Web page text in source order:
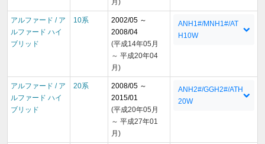
月)
アルファード / ア
ルファード ハイ
ブリッド
10系
2002/05 ～
2008/04
(平成14年05月
～ 平成20年04
月)
ANH1#/MNH1#/AT
H10W
アルファード / ア
ルファード ハイ
ブリッド
20系
2008/05 ～
2015/01
(平成20年05月
～ 平成27年01
月)
ANH2#/GGH2#/ATH
20W